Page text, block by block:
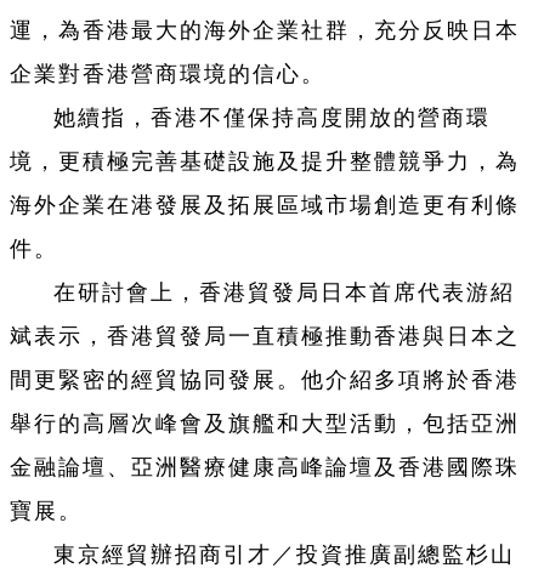
運，為香港最大的海外企業社群，充分反映日本
企業對香港營商環境的信心。
她續指，香港不僅保持高度開放的營商環
境，更積極完善基礎設施及提升整體競爭力，為
海外企業在港發展及拓展區域市場創造更有利條
件。
在研討會上，香港貿發局日本首席代表游紹
斌表示，香港貿發局一直積極推動香港與日本之
間更緊密的經貿協同發展。他介紹多項將於香港
舉行的高層次峰會及旗艦和大型活動，包括亞洲
金融論壇、亞洲醫療健康高峰論壇及香港國際珠
寶展。
東京經貿辦招商引才／投資推廣副總監杉山